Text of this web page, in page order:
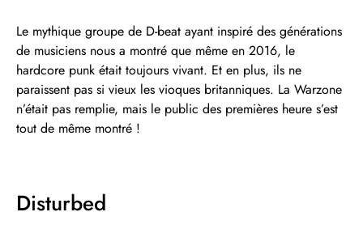
Le mythique groupe de D-beat ayant inspiré des générations
de musiciens nous a montré que même en 2016, le
hardcore punk était toujours vivant. Et en plus, ils ne
paraissent pas si vieux les vioques britanniques. La Warzone
n’était pas remplie, mais le public des premières heure s’est
tout de même montré !
Disturbed